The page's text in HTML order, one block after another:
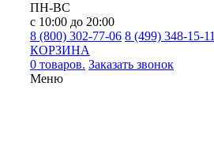
ПН-ВС
с 10:00 до 20:00
8 (800) 302-77-06 8 (499) 348-15-11
КОРЗИНА
0 товаров. Заказать звонок
Меню